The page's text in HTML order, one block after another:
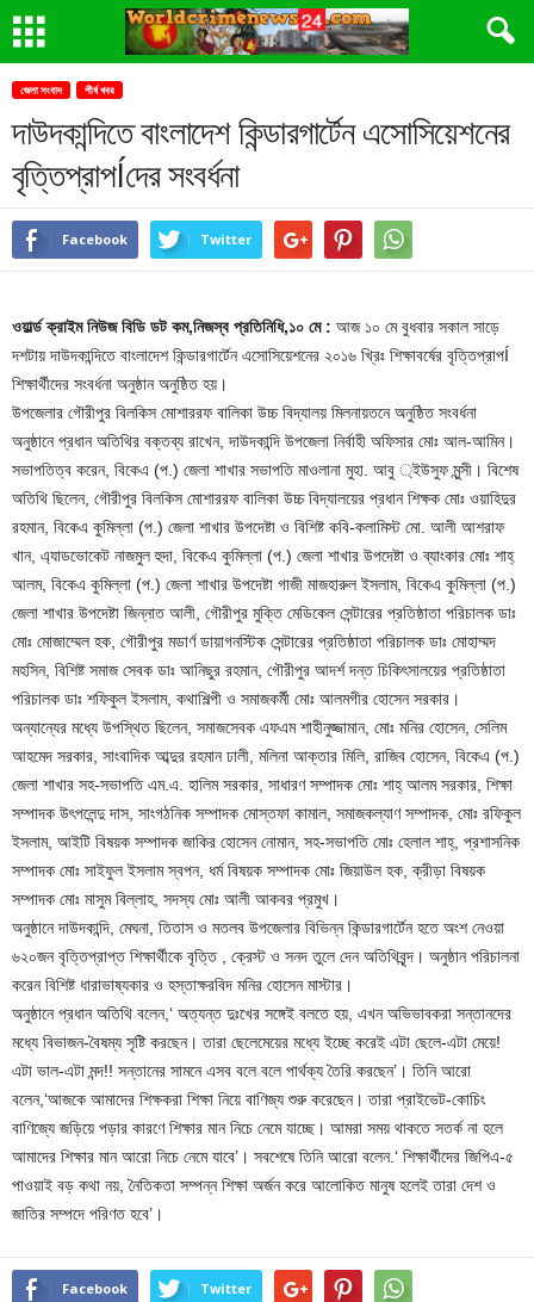
জেলা সংবাদ শীর্ষ খবর
দাউদকান্দিতে বাংলাদেশ কিন্ডারগার্টেন এসোসিয়েশনের
বৃত্তিপ্রাপÍদের সংবর্ধনা
Facebook Twitter
ওয়ার্ল্ড ক্রাইম নিউজ বিডি ডট কম,নিজস্ব প্রতিনিধি,১০ মে : আজ ১০ মে বুধবার সকাল সাড়ে
দশটায় দাউদকান্দিতে বাংলাদেশ কিন্ডারগার্টেন এসোসিয়েশনের ২০১৬ খ্রিঃ শিক্ষাবর্ষের বৃত্তিপ্রাপÍ
শিক্ষার্থীদের সংবর্ধনা অনুষ্ঠান অনুষ্ঠিত হয়।
উপজেলার গৌরীপুর বিলকিস মোশাররফ বালিকা উচ্চ বিদ্যালয় মিলনায়তনে অনুষ্ঠিত সংবর্ধনা
অনুষ্ঠানে প্রধান অতিথির বক্তব্য রাখেন, দাউদকান্দি উপজেলা নির্বাহী অফিসার মোঃ আল-আমিন।
সভাপতিত্ব করেন, বিকেএ (প.) জেলা শাখার সভাপতি মাওলানা মুহা. আবু ্ইউসুফ মুন্সী। বিশেষ
অতিথি ছিলেন, গৌরীপুর বিলকিস মোশাররফ বালিকা উচ্চ বিদ্যালয়ের প্রধান শিক্ষক মোঃ ওয়াহিদুর
রহমান, বিকেএ কুমিল্লা (প.) জেলা শাখার উপদেষ্টা ও বিশিষ্ট কবি-কলামিস্ট মো. আলী আশরাফ
খান, এ্যাডভোকেট নাজমুল হুদা, বিকেএ কুমিল্লা (প.) জেলা শাখার উপদেষ্টা ও ব্যাংকার মোঃ শাহ্
আলম, বিকেএ কুমিল্লা (প.) জেলা শাখার উপদেষ্টা গাজী মাজহারুল ইসলাম, বিকেএ কুমিল্লা (প.)
জেলা শাখার উপদেষ্টা জিন্নাত আলী, গৌরীপুর মুক্তি মেডিকেল সেন্টারের প্রতিষ্ঠাতা পরিচালক ডাঃ
মোঃ মোজাম্মেল হক, গৌরীপুর মডার্ণ ডায়াগনস্টিক সেন্টারের প্রতিষ্ঠাতা পরিচালক ডাঃ মোহাম্মদ
মহসিন, বিশিষ্ট সমাজ সেবক ডাঃ আনিছুর রহমান, গৌরীপুর আদর্শ দন্ত চিকিৎসালয়ের প্রতিষ্ঠাতা
পরিচালক ডাঃ শফিকুল ইসলাম, কথাশিল্পী ও সমাজকর্মী মোঃ আলমগীর হোসেন সরকার।
অন্যান্যের মধ্যে উপস্থিত ছিলেন, সমাজসেবক এফএম শাহীনুজ্জামান, মোঃ মনির হোসেন, সেলিম
আহমেদ সরকার, সাংবাদিক আব্দুর রহমান ঢালী, মলিনা আক্তার মিলি, রাজিব হোসেন, বিকেএ (প.)
জেলা শাখার সহ-সভাপতি এম.এ. হালিম সরকার, সাধারণ সম্পাদক মোঃ শাহ্ আলম সরকার, শিক্ষা
সম্পাদক উৎপলেন্দু দাস, সাংগঠনিক সম্পাদক মোস্তফা কামাল, সমাজকল্যাণ সম্পাদক, মোঃ রফিকুল
ইসলাম, আইটি বিষয়ক সম্পাদক জাকির হোসেন নোমান, সহ-সভাপতি মোঃ হেলাল শাহ্, প্রশাসনিক
সম্পাদক মোঃ সাইফুল ইসলাম স্বপন, ধর্ম বিষয়ক সম্পাদক মোঃ জিয়াউল হক, ক্রীড়া বিষয়ক
সম্পাদক মোঃ মাসুম বিল্লাহ, সদস্য মোঃ আলী আকবর প্রমুখ।
অনুষ্ঠানে দাউদকান্দি, মেঘনা, তিতাস ও মতলব উপজেলার বিভিন্ন কিন্ডারগার্টেন হতে অংশ নেওয়া
৬২০জন বৃত্তিপ্রাপ্ত শিক্ষার্থীকে বৃত্তি , ক্রেস্ট ও সনদ তুলে দেন অতিথিবৃন্দ। অনুষ্ঠান পরিচালনা
করেন বিশিষ্ট ধারাভাষ্যকার ও হস্তাক্ষরবিদ মনির হোসেন মাস্টার।
অনুষ্ঠানে প্রধান অতিথি বলেন,‘ অত্যন্ত দুঃখের সঙ্গেই বলতে হয়, এখন অভিভাবকরা সন্তানদের
মধ্যে বিভাজন-বৈষম্য সৃষ্টি করছেন। তারা ছেলেমেয়ের মধ্যে ইচ্ছে করেই এটা ছেলে-এটা মেয়ে!
এটা ভাল-এটা মন্দ!! সন্তানের সামনে এসব বলে বলে পার্থক্য তৈরি করছেন’। তিনি আরো
বলেন,‘আজকে আমাদের শিক্ষকরা শিক্ষা নিয়ে বাণিজ্য শুরু করেছেন। তারা প্রাইভেট-কোচিং
বাণিজ্যে জড়িয়ে পড়ার কারণে শিক্ষার মান নিচে নেমে যাচ্ছে। আমরা সময় থাকতে সতর্ক না হলে
আমাদের শিক্ষার মান আরো নিচে নেমে যাবে’। সবশেষে তিনি আরো বলেন.‘ শিক্ষার্থীদের জিপিএ-৫
পাওয়াই বড় কথা নয়, নৈতিকতা সম্পন্ন শিক্ষা অর্জন করে আলোকিত মানুষ হলেই তারা দেশ ও
জাতির সম্পদে পরিণত হবে’।
Facebook Twitter